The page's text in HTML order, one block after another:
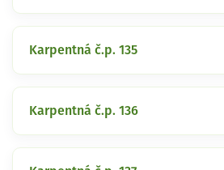
Karpentná č.p. 135
Karpentná č.p. 136